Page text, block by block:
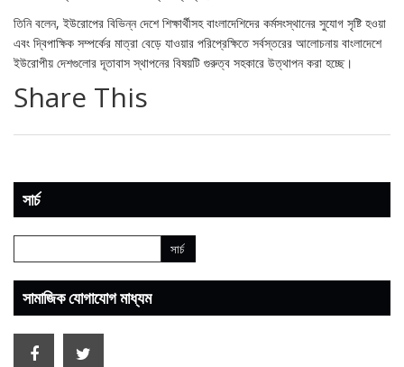
তিনি বলেন, ইউরোপের বিভিন্ন দেশে শিক্ষার্থীসহ বাংলাদেশিদের কর্মসংস্থানের সুযোগ সৃষ্টি হওয়া
এবং দ্বিপাক্ষিক সম্পর্কের মাত্রা বেড়ে যাওয়ার পরিপ্রেক্ষিতে সর্বস্তরের আলোচনায় বাংলাদেশে
ইউরোপীয় দেশগুলোর দূতাবাস স্থাপনের বিষয়টি গুরুত্ব সহকারে উত্থাপন করা হচ্ছে।
Share This
সার্চ
সামাজিক যোগাযোগ মাধ্যম